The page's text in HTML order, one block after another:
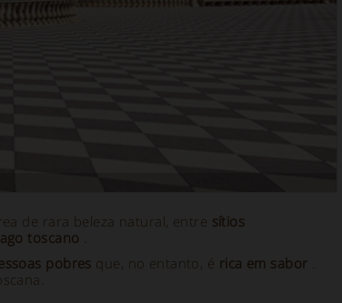
de rara beleza natural, entre sítios
toscano .
pobres que, no entanto, é rica em sabor .